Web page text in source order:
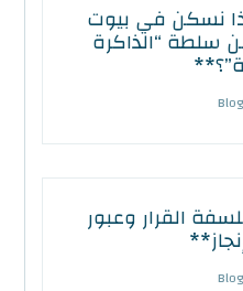
نسكن في بيوت
سلطة “الذاكرة
Blog
القرار وعبور
Blog